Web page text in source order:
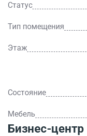
Статус
Тип помещения
Этаж
Состояние
Мебель
Бизнес-центр